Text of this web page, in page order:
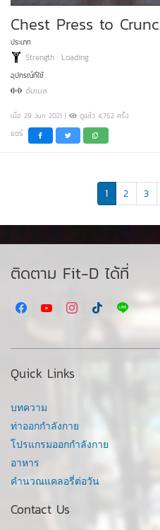
Chest Press to
ประเภท
Strength : Loading
อุปกรณ์ที่ใช้
ดัมเบล
เมื่อ 29 Jun 2021 | ดูแล้ว 4,762 ครั้ง
แชร์
1 2 3
ติดตาม Fit-D ได้ที่
Quick Links
บทความ
ท่าออกกำลังกาย
โปรแกรมออกกำลังกาย
อาหาร
คำนวณแคลอรี่ต่อวัน
Contact Us